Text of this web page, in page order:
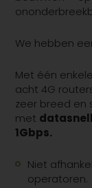
We hebben
Met één
acht 4G
zeer breed en
met
1Gbps.
Niet
operatoren.